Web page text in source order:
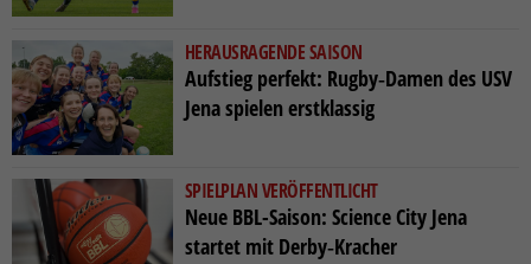
HERAUSRAGENDE SAISON
Aufstieg perfekt: Rugby‑Damen des USV
Jena spielen erstklassig
SPIELPLAN VERÖFFENTLICHT
Neue BBL-Saison: Science City Jena
startet mit Derby‑Kracher